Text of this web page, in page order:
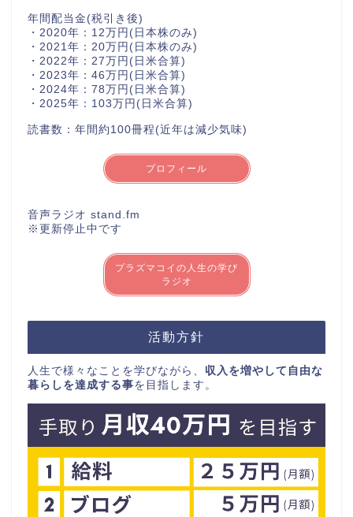
年間配当金(税引き後)
・2020年：12万円(日本株のみ)
・2021年：20万円(日本株のみ)
・2022年：27万円(日米合算)
・2023年：46万円(日米合算)
・2024年：78万円(日米合算)
・2025年：103万円(日米合算)
読書数：年間約100冊程(近年は減少気味)
プロフィール
音声ラジオ stand.fm
※更新停止中です
プラズマコイの人生の学び
ラジオ
活動方針
人生で様々なことを学びながら、 収入を増やして自由な
暮らしを達成する事を目指します。